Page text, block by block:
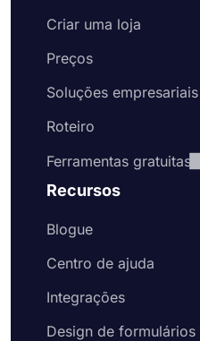
Criar uma loja
Preços
Soluções empresariais
Roteiro
Ferramentas gratuitas
Recursos
Blogue
Centro de ajuda
Integrações
Design de formulários